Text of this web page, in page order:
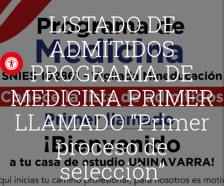
Abrir barra de herramientas
LISTADO DE
ADMITIDOS
PROGRAMA DE
MEDICINA PRIMER
LLAMADO “Primer
proceso de
selección”